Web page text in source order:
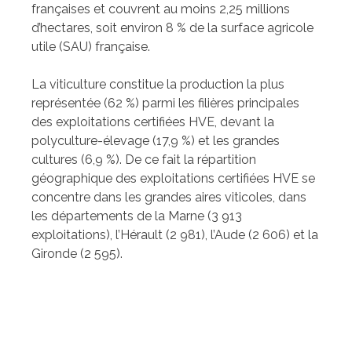
françaises et couvrent au moins 2,25 millions
d’hectares, soit environ 8 % de la surface agricole
utile (SAU) française.
La viticulture constitue la production la plus
représentée (62 %) parmi les filières principales
des exploitations certifiées HVE, devant la
polyculture-élevage (17,9 %) et les grandes
cultures (6,9 %). De ce fait la répartition
géographique des exploitations certifiées HVE se
concentre dans les grandes aires viticoles, dans
les départements de la Marne (3 913
exploitations), l’Hérault (2 981), l’Aude (2 606) et la
Gironde (2 595).